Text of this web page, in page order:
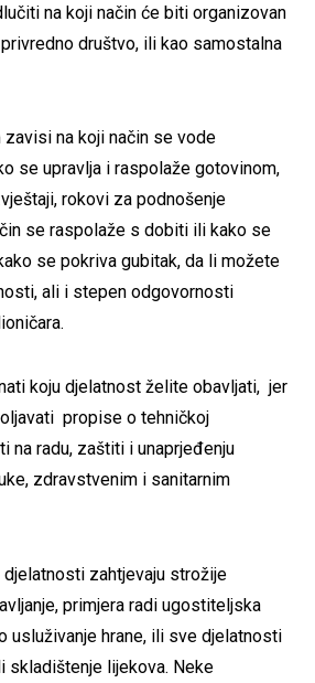
na koji način će biti organizovan
društvo, ili kao samostalna
zavisi na koji način se vode
se upravlja i raspolaže gotovinom,
rokovi za podnošenje
se raspolaže s dobiti ili kako se
se pokriva gubitak, da li možete
ali i stepen odgovornosti
koju djelatnost želite obavljati, jer
propise o tehničkoj
na radu, zaštiti i unaprjeđenju
zdravstvenim i sanitarnim
zahtjevaju strožije
primjera radi ugostiteljska
usluživanje hrane, ili sve djelatnosti
skladištenje lijekova. Neke